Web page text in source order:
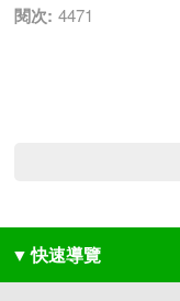
閱次: 4471
▼ 快速導覽